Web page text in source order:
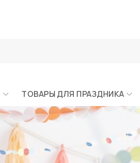
ТОВАРЫ ДЛЯ ПРАЗДНИКА